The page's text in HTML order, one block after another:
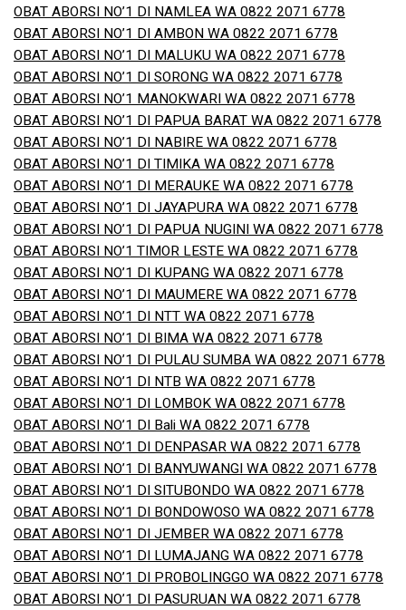
OBAT ABORSI NO’1 DI NAMLEA WA 0822 2071 6778
OBAT ABORSI NO’1 DI AMBON WA 0822 2071 6778
OBAT ABORSI NO’1 DI MALUKU WA 0822 2071 6778
OBAT ABORSI NO’1 DI SORONG WA 0822 2071 6778
OBAT ABORSI NO’1 MANOKWARI WA 0822 2071 6778
OBAT ABORSI NO’1 DI PAPUA BARAT WA 0822 2071 6778
OBAT ABORSI NO’1 DI NABIRE WA 0822 2071 6778
OBAT ABORSI NO’1 DI TIMIKA WA 0822 2071 6778
OBAT ABORSI NO’1 DI MERAUKE WA 0822 2071 6778
OBAT ABORSI NO’1 DI JAYAPURA WA 0822 2071 6778
OBAT ABORSI NO’1 DI PAPUA NUGINI WA 0822 2071 6778
OBAT ABORSI NO’1 TIMOR LESTE WA 0822 2071 6778
OBAT ABORSI NO’1 DI KUPANG WA 0822 2071 6778
OBAT ABORSI NO’1 DI MAUMERE WA 0822 2071 6778
OBAT ABORSI NO’1 DI NTT WA 0822 2071 6778
OBAT ABORSI NO’1 DI BIMA WA 0822 2071 6778
OBAT ABORSI NO’1 DI PULAU SUMBA WA 0822 2071 6778
OBAT ABORSI NO’1 DI NTB WA 0822 2071 6778
OBAT ABORSI NO’1 DI LOMBOK WA 0822 2071 6778
OBAT ABORSI NO’1 DI Bali WA 0822 2071 6778
OBAT ABORSI NO’1 DI DENPASAR WA 0822 2071 6778
OBAT ABORSI NO’1 DI BANYUWANGI WA 0822 2071 6778
OBAT ABORSI NO’1 DI SITUBONDO WA 0822 2071 6778
OBAT ABORSI NO’1 DI BONDOWOSO WA 0822 2071 6778
OBAT ABORSI NO’1 DI JEMBER WA 0822 2071 6778
OBAT ABORSI NO’1 DI LUMAJANG WA 0822 2071 6778
OBAT ABORSI NO’1 DI PROBOLINGGO WA 0822 2071 6778
OBAT ABORSI NO’1 DI PASURUAN WA 0822 2071 6778